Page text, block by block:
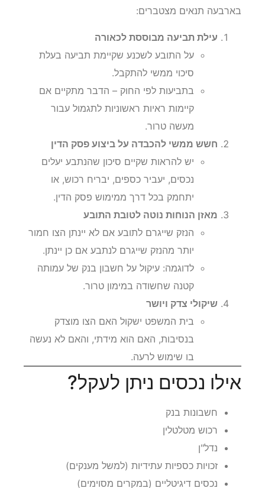
בארבעה תנאים מצטברים:
עילת תביעה מבוססת לכאורה
על התובע לשכנע שקיימת תביעה בעלת
סיכוי ממשי להתקבל.
בתביעות לפי החוק – הדבר מתקיים אם
קיימות ראיות ראשוניות לתגמול עבור
מעשה טרור.
חשש ממשי להכבדה על ביצוע פסק הדין
יש להראות שקיים סיכון שהנתבע יעלים
נכסים, יעביר כספים, יבריח רכוש, או
יתחמק בכל דרך ממימוש פסק הדין.
מאזן הנוחות נוטה לטובת התובע
הנזק שייגרם לתובע אם לא יינתן הצו חמור
יותר מהנזק שייגרם לנתבע אם כן יינתן.
לדוגמה: עיקול על חשבון בנק של עמותה
קטנה שחשודה במימון טרור.
שיקולי צדק ויושר
בית המשפט ישקול האם הצו מוצדק
בנסיבות, האם הוא מידתי, והאם לא נעשה
בו שימוש לרעה.
אילו נכסים ניתן לעקל?
חשבונות בנק
רכוש מטלטלין
נדל"ן
זכויות כספיות עתידיות (למשל מענקים)
נכסים דיגיטליים (במקרים מסוימים)